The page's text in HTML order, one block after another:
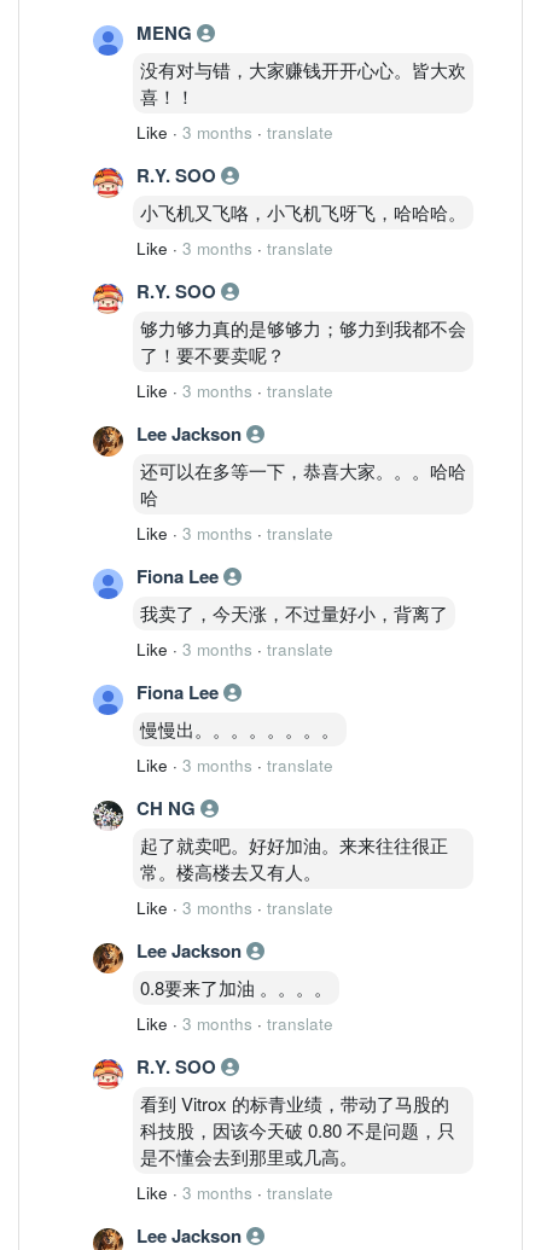
MENG
没有对与错，大家赚钱开开心心。皆大欢
喜！！
Like · 3 months · translate
R.Y. SOO
小飞机又飞咯，小飞机飞呀飞，哈哈哈。
Like · 3 months · translate
R.Y. SOO
够力够力真的是够够力；够力到我都不会
了！要不要卖呢？
Like · 3 months · translate
Lee Jackson
还可以在多等一下，恭喜大家。。。哈哈
哈
Like · 3 months · translate
Fiona Lee
我卖了，今天涨，不过量好小，背离了
Like · 3 months · translate
Fiona Lee
慢慢出。。。。。。。。
Like · 3 months · translate
CH NG
起了就卖吧。好好加油。来来往往很正
常。楼高楼去又有人。
Like · 3 months · translate
Lee Jackson
0.8要来了加油 。。。。
Like · 3 months · translate
R.Y. SOO
看到 Vitrox 的标青业绩，带动了马股的
科技股，因该今天破 0.80 不是问题，只
是不懂会去到那里或几高。
Like · 3 months · translate
Lee Jackson